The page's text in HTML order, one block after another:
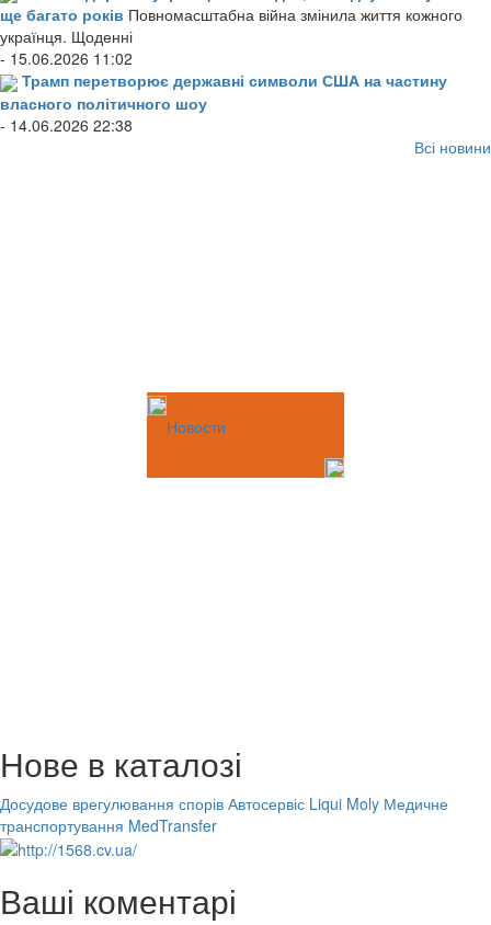
ще багато років Повномасштабна війна змінила життя кожного
українця. Щоденні
- 15.06.2026 11:02
Трамп перетворює державні символи США на частину
власного політичного шоу
- 14.06.2026 22:38
Всі новини
Новости
Нове в каталозі
Досудове врегулювання спорів Автосервіс Liqui Moly Медичне
транспортування MedTransfer
Ваші коментарі